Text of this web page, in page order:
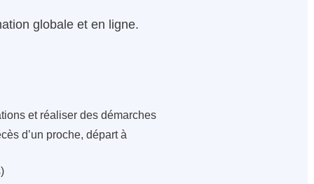
globale et en ligne.
et réaliser des démarches
d’un proche, départ à